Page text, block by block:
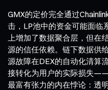
GMX的定价完全通过
击，LP池中的资金可能面临
上增加了数据聚合层，但在
源的信任依赖。链下数据供
源故障在DEX的自动化清算
接转化为用户的实际损失
最富有张力的内在悖论：透